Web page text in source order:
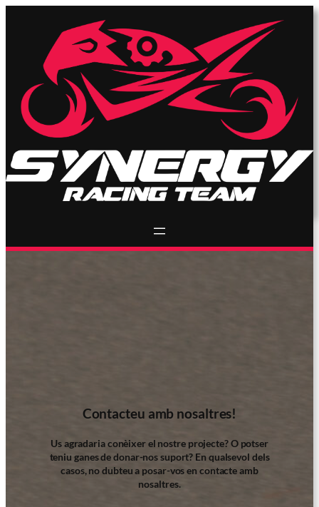
Contacteu amb nosaltres!
Us agradaria conèixer el nostre projecte? O potser
teniu ganes de donar-nos suport? En qualsevol dels
casos, no dubteu a posar-vos en contacte amb
nosaltres.